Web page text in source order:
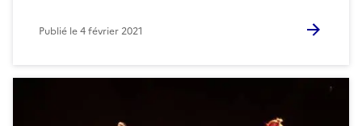
Publié le4 février 2021